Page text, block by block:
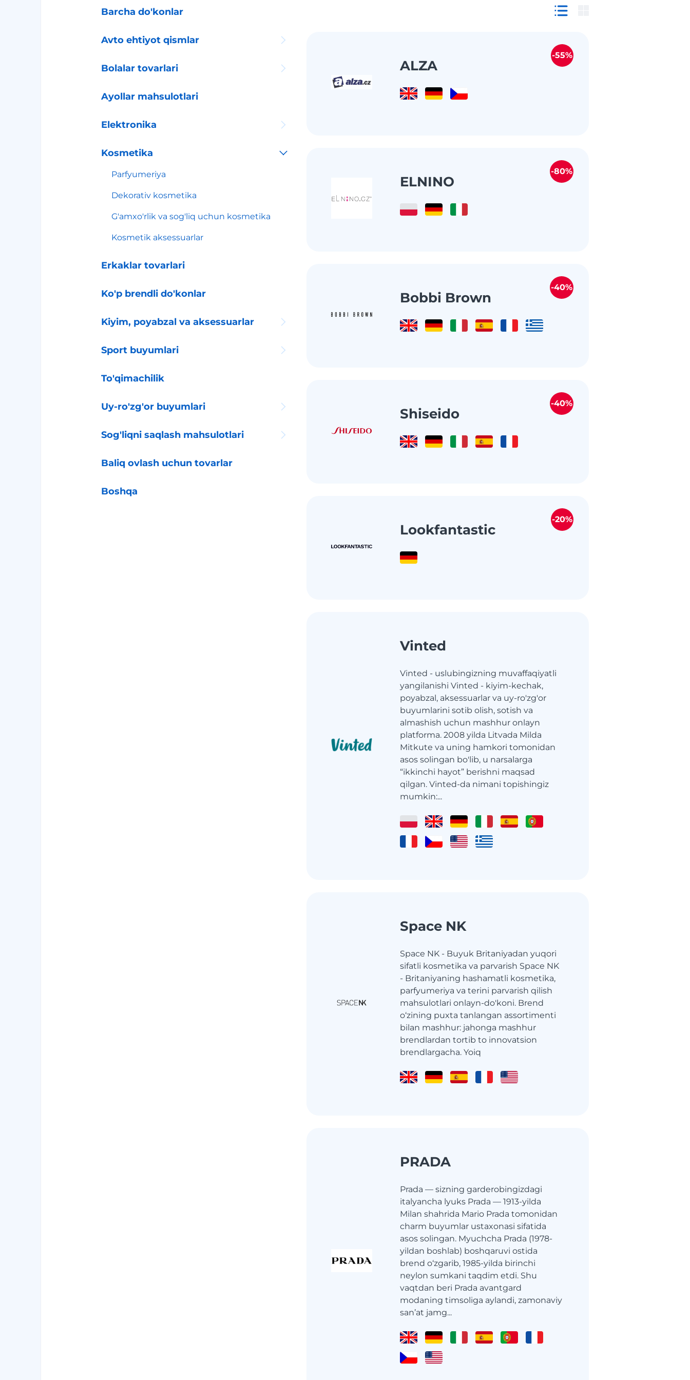
Barcha do'konlar
Avto ehtiyot qismlar
Bolalar tovarlari
Ayollar mahsulotlari
Elektronika
Kosmetika
Parfyumeriya
Dekorativ kosmetika
G'amxo'rlik va sog'liq uchun kosmetika
Kosmetik aksessuarlar
Erkaklar tovarlari
Ko'p brendli do'konlar
Kiyim, poyabzal va aksessuarlar
Sport buyumlari
To'qimachilik
Uy-ro'zg'or buyumlari
Sog'liqni saqlash mahsulotlari
Baliq ovlash uchun tovarlar
Boshqa
ALZA
-55%
ELNINO
-80%
Bobbi Brown
-40%
Shiseido
-40%
Lookfantastic
-20%
Vinted
Vinted - uslubingizning muvaffaqiyatli
yangilanishi Vinted - kiyim-kechak,
poyabzal, aksessuarlar va uy-ro'zg'or
buyumlarini sotib olish, sotish va
almashish uchun mashhur onlayn
platforma. 2008 yilda Litvada Milda
Mitkute va uning hamkori tomonidan
asos solingan bo'lib, u narsalarga
“ikkinchi hayot” berishni maqsad
qilgan. Vinted-da nimani topishingiz
mumkin:...
Space NK
Space NK - Buyuk Britaniyadan yuqori
sifatli kosmetika va parvarish Space NK
- Britaniyaning hashamatli kosmetika,
parfyumeriya va terini parvarish qilish
mahsulotlari onlayn-do'koni. Brend
o‘zining puxta tanlangan assortimenti
bilan mashhur: jahonga mashhur
brendlardan tortib to innovatsion
brendlargacha. Yoiq
PRADA
Prada — sizning garderobingizdagi
italyancha lyuks Prada — 1913-yilda
Milan shahrida Mario Prada tomonidan
charm buyumlar ustaxonasi sifatida
asos solingan. Myuchcha Prada (1978-
yildan boshlab) boshqaruvi ostida
brend o‘zgarib, 1985-yilda birinchi
neylon sumkani taqdim etdi. Shu
vaqtdan beri Prada avantgard
modaning timsoliga aylandi, zamonaviy
san’at jamg...